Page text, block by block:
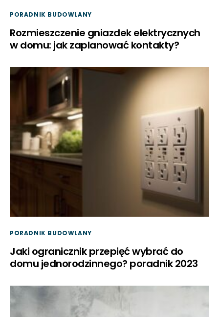
PORADNIK BUDOWLANY
Rozmieszczenie gniazdek elektrycznych
w domu: jak zaplanować kontakty?
PORADNIK BUDOWLANY
Jaki ogranicznik przepięć wybrać do
domu jednorodzinnego? poradnik 2023